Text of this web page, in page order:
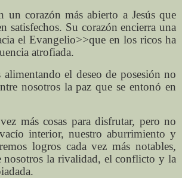
un corazón más abierto a Jesús que
satisfechos. Su corazón encierra una
el Evangelio>>que en los ricos ha
atrofiada.
alimentando el deseo de posesión no
nosotros la paz que se entonó en
más cosas para disfrutar, pero no
interior, nuestro aburrimiento y
logros cada vez más notables,
nosotros la rivalidad, el conflicto y la